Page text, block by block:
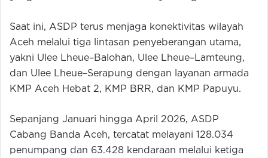
Saat ini, ASDP terus menjaga konektivitas wilayah
Aceh melalui tiga lintasan penyeberangan utama,
yakni Ulee Lheue–Balohan, Ulee Lheue–Lamteung,
dan Ulee Lheue–Serapung dengan layanan armada
KMP Aceh Hebat 2, KMP BRR, dan KMP Papuyu.
Sepanjang Januari hingga April 2026, ASDP
Cabang Banda Aceh, tercatat melayani 128.034
penumpang dan 63.428 kendaraan melalui ketiga